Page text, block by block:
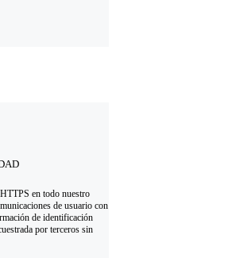
en todo nuestro
de usuario con
de identificación
por terceros sin